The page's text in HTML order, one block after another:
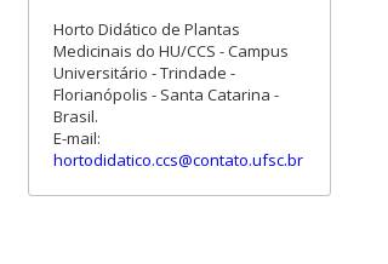
Horto Didático de Plantas
Medicinais do HU/CCS - Campus
Universitário - Trindade -
Florianópolis - Santa Catarina -
Brasil.
E-mail:
hortodidatico.ccs@contato.ufsc.br